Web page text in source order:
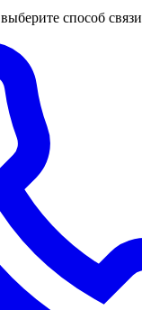
выберите способ связи